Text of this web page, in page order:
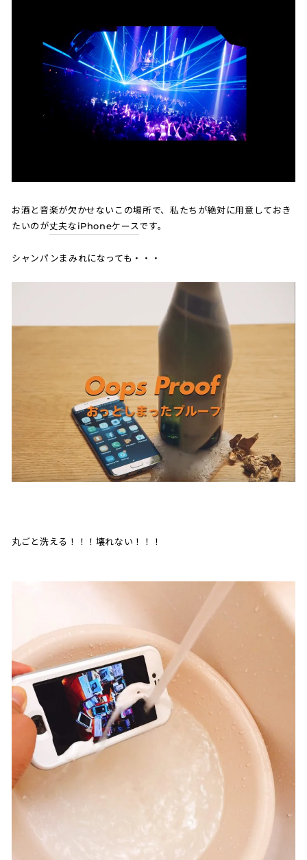
お酒と音楽が欠かせないこの場所で、私たちが絶対に用意しておき
たいのが丈夫なiPhoneケースです。
シャンパンまみれになっても・・・
丸ごと洗える！！！壊れない！！！